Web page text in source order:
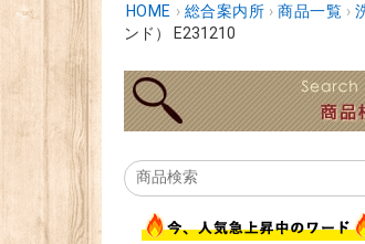
HOME › 総合案内所 › 商品一覧 ›
ンド） E231210